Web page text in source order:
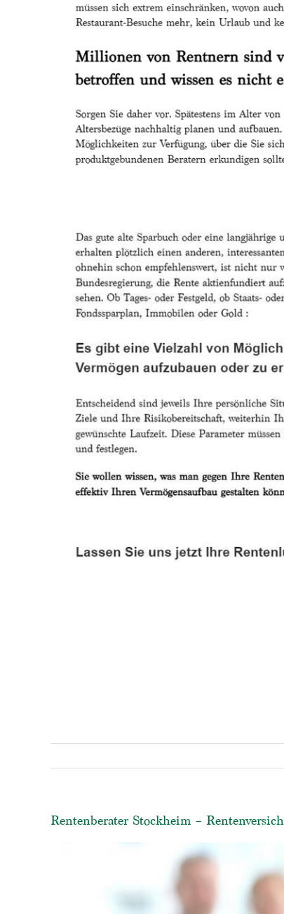
Rentenberater Stockheim –